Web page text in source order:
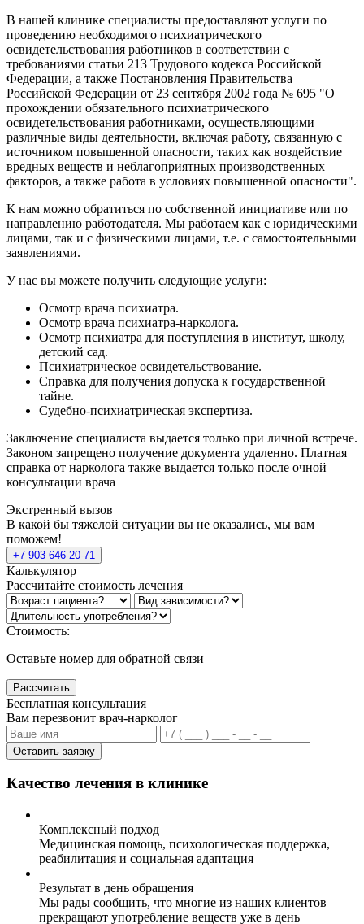
В нашей клинике специалисты предоставляют услуги по
проведению необходимого психиатрического
освидетельствования работников в соответствии с
требованиями статьи 213 Трудового кодекса Российской
Федерации, а также Постановления Правительства
Российской Федерации от 23 сентября 2002 года № 695 "О
прохождении обязательного психиатрического
освидетельствования работниками, осуществляющими
различные виды деятельности, включая работу, связанную с
источником повышенной опасности, таких как воздействие
вредных веществ и неблагоприятных производственных
факторов, а также работа в условиях повышенной опасности".
К нам можно обратиться по собственной инициативе или по
направлению работодателя. Мы работаем как с юридическими
лицами, так и с физическими лицами, т.е. с самостоятельными
заявлениями.
У нас вы можете получить следующие услуги:
Осмотр врача психиатра.
Осмотр врача психиатра-нарколога.
Осмотр психиатра для поступления в институт, школу,
детский сад.
Психиатрическое освидетельствование.
Справка для получения допуска к государственной
тайне.
Судебно-психиатрическая экспертиза.
Заключение специалиста выдается только при личной встрече.
Законом запрещено получение документа удаленно. Платная
справка от нарколога также выдается только после очной
консультации врача
Экстренный вызов
В какой бы тяжелой ситуации вы не оказались, мы вам
поможем!
+7 903 646-20-71
Калькулятор
Рассчитайте стоимость лечения
Стоимость:
Оставьте номер для обратной связи
Рассчитать
Бесплатная консультация
Вам перезвонит врач-нарколог
Оставить заявку
Качество лечения в клинике
Комплексный подход
Медицинская помощь, психологическая поддержка,
реабилитация и социальная адаптация
Результат в день обращения
Мы рады сообщить, что многие из наших клиентов
прекращают употребление веществ уже в день